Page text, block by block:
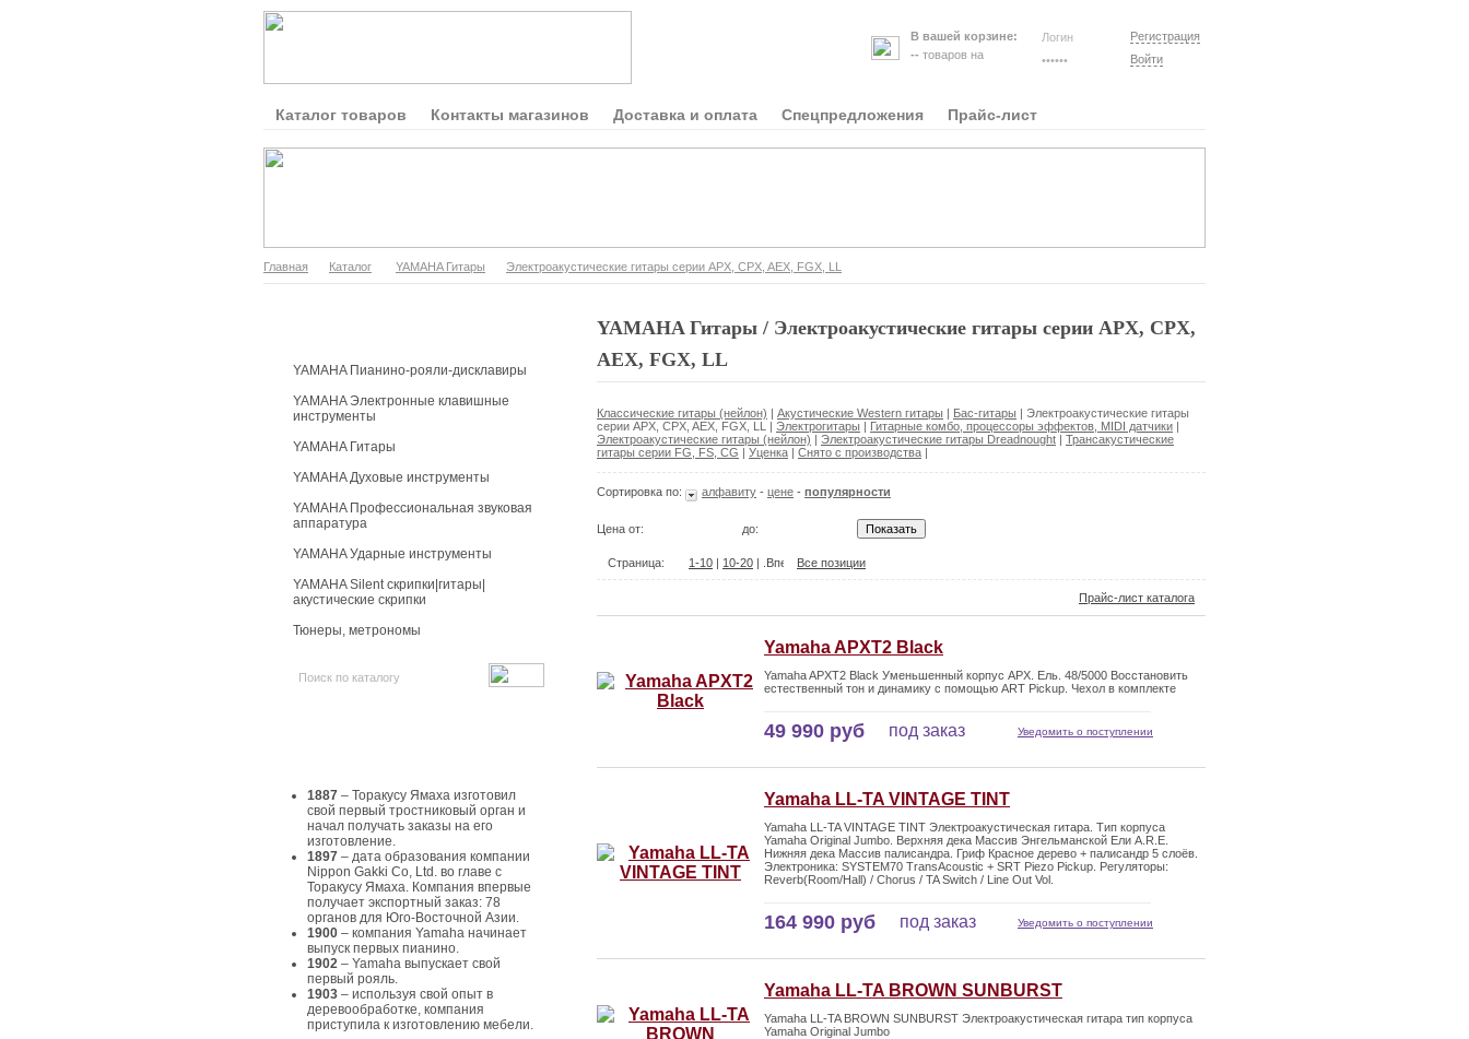
В вашей корзине:
-- товаров на
Регистрация
Войти
Каталог товаров Контакты магазинов Доставка и оплата Спецпредложения Прайс-лист
Главная Каталог YAMAHA Гитары Электроакустические гитары серии APX, CPX, AEX, FGX, LL
YAMAHA Пианино-рояли-дисклавиры
YAMAHA Электронные клавишные
инструменты
YAMAHA Гитары
YAMAHA Духовые инструменты
YAMAHA Профессиональная звуковая
аппаратура
YAMAHA Ударные инструменты
YAMAHA Silent скрипки|гитары|
акустические скрипки
Тюнеры, метрономы
1887 – Торакусу Ямаха изготовил
свой первый тростниковый орган и
начал получать заказы на его
изготовление.
1897 – дата образования компании
Nippon Gakki Co, Ltd. во главе с
Торакусу Ямаха. Компания впервые
получает экспортный заказ: 78
органов для Юго-Восточной Азии.
1900 – компания Yamaha начинает
выпуск первых пианино.
1902 – Yamaha выпускает свой
первый рояль.
1903 – используя свой опыт в
деревообработке, компания
приступила к изготовлению мебели.
YAMAHA Гитары / Электроакустические гитары серии APX, CPX,
AEX, FGX, LL
Классические гитары (нейлон) | Акустические Western гитары | Бас-гитары | Электроакустические гитары
серии APX, CPX, AEX, FGX, LL
| Электрогитары | Гитарные комбо, процессоры эффектов, MIDI датчики |
Электроакустические гитары (нейлон) | Электроакустические гитары Dreadnought | Трансакустические
гитары серии FG, FS, CG | Уценка | Снято с производства |
Сортировка по: алфавиту - цене - популярности
Цена от: до:
Страница: 1-10 10-20 | . Все позиции
Прайс-лист каталога
Yamaha APXT2 Black
Yamaha APXT2 Black Уменьшенный корпус APX. Ель. 48/5000 Восстановить
естественный тон и динамику с помощью ART Pickup. Чехол в комплекте
49 990 руб под заказ Уведомить о поступлении
Yamaha LL-TA VINTAGE TINT
Yamaha LL-TA VINTAGE TINT Электроакустическая гитара. Тип корпуса
Yamaha Original Jumbo. Верхняя дека Массив Энгельманской Ели A.R.E.
Нижняя дека Массив палисандра. Гриф Красное дерево + палисандр 5 слоёв.
Электроника: SYSTEM70 TransAcoustic + SRT Piezo Pickup. Регуляторы:
Reverb(Room/Hall) / Chorus / TA Switch / Line Out Vol.
164 990 руб под заказ Уведомить о поступлении
Yamaha LL-TA BROWN SUNBURST
Yamaha LL-TA BROWN SUNBURST Электроакустическая гитара тип корпуса
Yamaha Original Jumbo